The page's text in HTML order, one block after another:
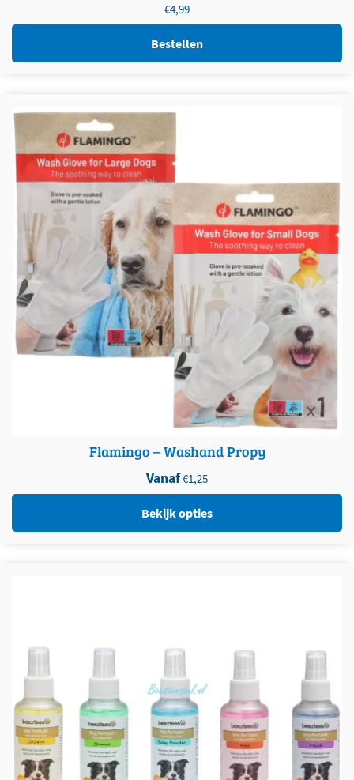
€4,99
Bestellen
Flamingo – Washand Propy
Vanaf€1,25
Bekijk opties
gekozen worden op de productpagina